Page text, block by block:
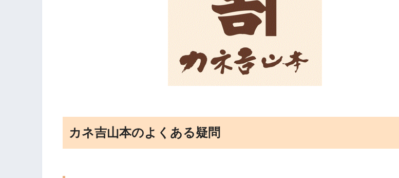
カネ吉山本のよくある疑問